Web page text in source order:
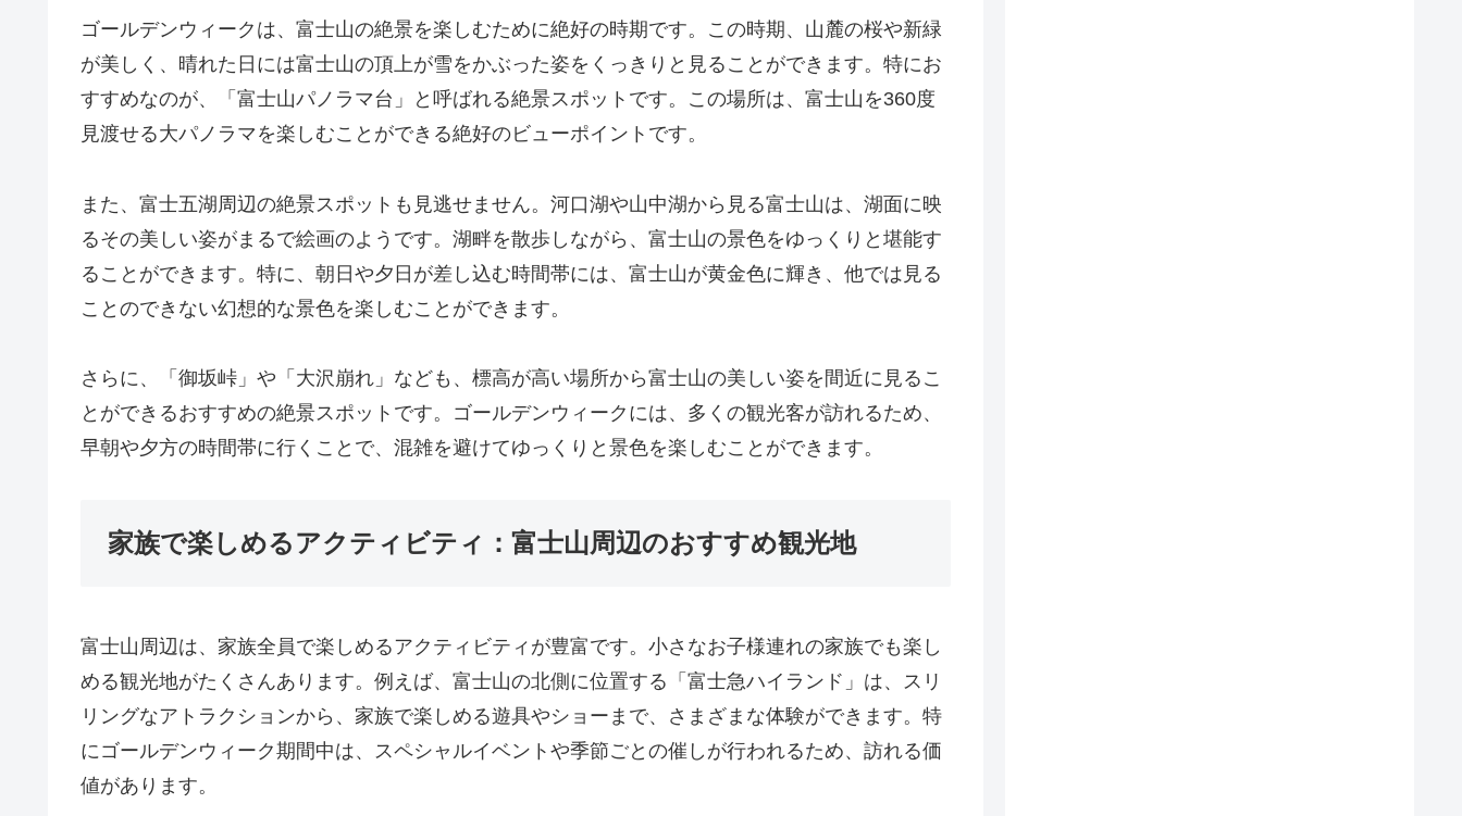
ゴールデンウィークは、富士山の絶景を楽しむために絶好の時期です。この時期、山麓の桜や新緑
が美しく、晴れた日には富士山の頂上が雪をかぶった姿をくっきりと見ることができます。特にお
すすめなのが、「富士山パノラマ台」と呼ばれる絶景スポットです。この場所は、富士山を360度
見渡せる大パノラマを楽しむことができる絶好のビューポイントです。
また、富士五湖周辺の絶景スポットも見逃せません。河口湖や山中湖から見る富士山は、湖面に映
るその美しい姿がまるで絵画のようです。湖畔を散歩しながら、富士山の景色をゆっくりと堪能す
ることができます。特に、朝日や夕日が差し込む時間帯には、富士山が黄金色に輝き、他では見る
ことのできない幻想的な景色を楽しむことができます。
さらに、「御坂峠」や「大沢崩れ」なども、標高が高い場所から富士山の美しい姿を間近に見るこ
とができるおすすめの絶景スポットです。ゴールデンウィークには、多くの観光客が訪れるため、
早朝や夕方の時間帯に行くことで、混雑を避けてゆっくりと景色を楽しむことができます。
家族で楽しめるアクティビティ：富士山周辺のおすすめ観光地
富士山周辺は、家族全員で楽しめるアクティビティが豊富です。小さなお子様連れの家族でも楽し
める観光地がたくさんあります。例えば、富士山の北側に位置する「富士急ハイランド」は、スリ
リングなアトラクションから、家族で楽しめる遊具やショーまで、さまざまな体験ができます。特
にゴールデンウィーク期間中は、スペシャルイベントや季節ごとの催しが行われるため、訪れる価
値があります。